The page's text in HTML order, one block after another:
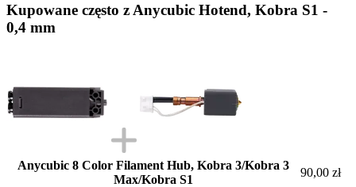
Kupowane często z Anycubic Hotend, Kobra S1 -
0,4 mm
Anycubic 8 Color Filament Hub, Kobra 3/Kobra 3
Max/Kobra S1
90,00 zł